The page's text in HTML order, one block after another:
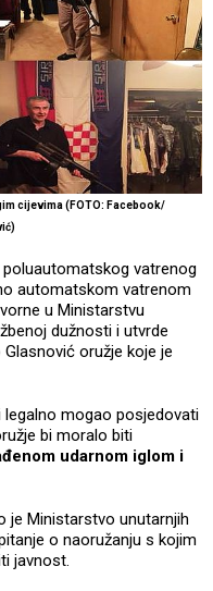
cijevima (FOTO: Facebook/
vatrenog
automatskom vatrenom
u Ministarstvu
dužnosti i utvrde
oružje koje je
legalno mogao posjedovati
bi moralo biti
udarnom iglom i
je Ministarstvo unutarnjih
o naoružanju s kojim
javnost.